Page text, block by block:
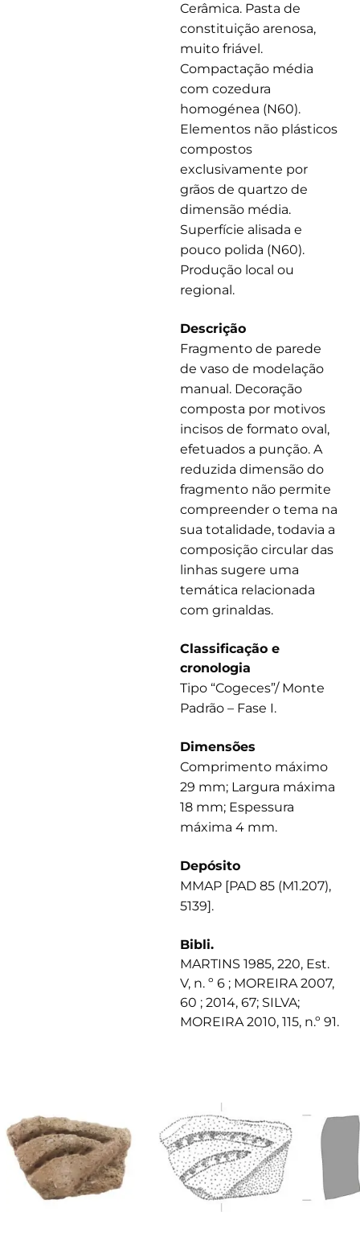
Cerâmica. Pasta de
constituição arenosa,
muito friável.
Compactação média
com cozedura
homogénea (N60).
Elementos não plásticos
compostos
exclusivamente por
grãos de quartzo de
dimensão média.
Superfície alisada e
pouco polida (N60).
Produção local ou
regional.
Descrição
Fragmento de parede
de vaso de modelação
manual. Decoração
composta por motivos
incisos de formato oval,
efetuados a punção. A
reduzida dimensão do
fragmento não permite
compreender o tema na
sua totalidade, todavia a
composição circular das
linhas sugere uma
temática relacionada
com grinaldas.
Classificação e
cronologia
Tipo “Cogeces”/ Monte
Padrão – Fase I.
Dimensões
Comprimento máximo
29 mm; Largura máxima
18 mm; Espessura
máxima 4 mm.
Depósito
MMAP [PAD 85 (M1.207),
5139].
Bibli.
MARTINS 1985, 220, Est.
V, n. º 6 ; MOREIRA 2007,
60 ; 2014, 67; SILVA;
MOREIRA 2010, 115, n.º 91.